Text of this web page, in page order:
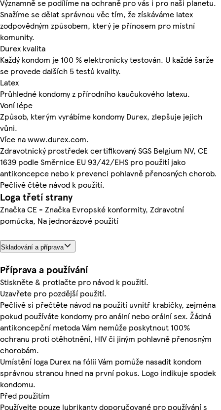
Významně se podílíme na ochraně pro vás i pro naši planetu.
Snažíme se dělat správnou věc tím, že získáváme latex
zodpovědným způsobem, který je přínosem pro místní
komunity.
Durex kvalita
Každý kondom je 100 % elektronicky testován. U každé šarže
se provede dalších 5 testů kvality.
Latex
Průhledné kondomy z přírodního kaučukového latexu.
Voní lépe
Způsob, kterým vyrábíme kondomy Durex, zlepšuje jejich
vůni.
Více na www.durex.com.
Zdravotnický prostředek certifikovaný SGS Belgium NV, CE
1639 podle Směrnice EU 93/42/EHS pro použití jako
antikoncepce nebo k prevenci pohlavně přenosných chorob.
Pečlivě čtěte návod k použití.
Loga třetí strany
Značka CE - Značka Evropské konformity, Zdravotní
pomůcka, Na jednorázové použití
Skladování a příprava
Příprava a používání
Stiskněte & protlačte pro návod k použití.
Uzavřete pro pozdější použití.
Pečlivě si přečtěte návod na použití uvnitř krabičky, zejména
pokud používáte kondomy pro anální nebo orální sex. Žádná
antikoncepční metoda Vám nemůže poskytnout 100%
ochranu proti otěhotnění, HIV či jiným pohlavně přenosným
chorobám.
Umístění loga Durex na fólii Vám pomůže nasadit kondom
správnou stranou hned na první pokus. Logo indikuje spodek
kondomu.
Před použitím
Používejte pouze lubrikanty doporučované pro používání s